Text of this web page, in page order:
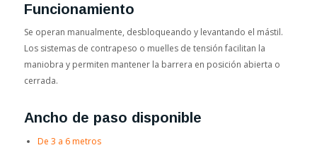
Funcionamiento
Se operan manualmente, desbloqueando y levantando el mástil.
Los sistemas de contrapeso o muelles de tensión facilitan la
maniobra y permiten mantener la barrera en posición abierta o
cerrada.
Ancho de paso disponible
De 3 a 6 metros